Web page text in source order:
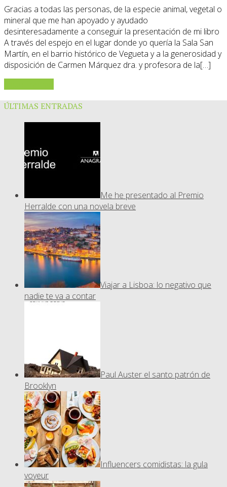
Gracias a todas las personas, de la especie animal, vegetal o
mineral que me han apoyado y ayudado
desinteresadamente a conseguir la presentación de mi libro
A través del espejo en el lugar donde yo quería la Sala San
Martín, en el barrio histórico de Vegueta y a la generosidad y
disposición de Carmen Márquez dra. y profesora de la[…]
ÚLTIMAS ENTRADAS
Me he presentado al Premio
Herralde con una novela breve
Viajar a Lisboa: lo negativo que
nadie te va a contar
Paul Auster el santo patrón de
Brooklyn
Influencers comidistas: la gula
voyeur